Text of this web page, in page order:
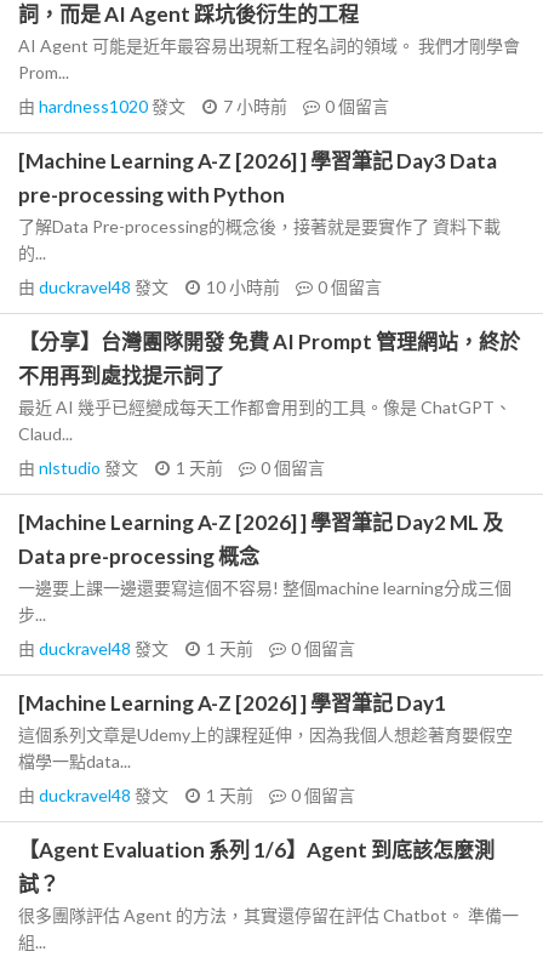
詞，而是 AI Agent 踩坑後衍生的工程
AI Agent 可能是近年最容易出現新工程名詞的領域。 我們才剛學會
Prom...
由 hardness1020發文 7 小時前 0個留言
[Machine Learning A-Z [2026] ] 學習筆記 Day3 Data
pre-processing with Python
了解Data Pre-processing的概念後，接著就是要實作了 資料下載
的...
由 duckravel48 發文 10 小時前 0個留言
【分享】台灣團隊開發 免費 AI Prompt 管理網站，終於
不用再到處找提示詞了
最近 AI 幾乎已經變成每天工作都會用到的工具。像是 ChatGPT、
Claud...
由 nlstudio 發文 1 天前 0個留言
[Machine Learning A-Z [2026] ] 學習筆記 Day2 ML 及
Data pre-processing 概念
一邊要上課一邊還要寫這個不容易! 整個machine learning分成三個
步...
由 duckravel48 發文 1 天前 0個留言
[Machine Learning A-Z [2026] ] 學習筆記 Day1
這個系列文章是Udemy上的課程延伸，因為我個人想趁著育嬰假空
檔學一點data...
由 duckravel48 發文 1 天前 0個留言
【Agent Evaluation 系列 1/6】Agent 到底該怎麼測
試？
很多團隊評估 Agent 的方法，其實還停留在評估 Chatbot。 準備一
組...